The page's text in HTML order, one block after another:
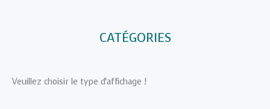
CATÉGORIES
Veuillez choisir le type d'affichage !